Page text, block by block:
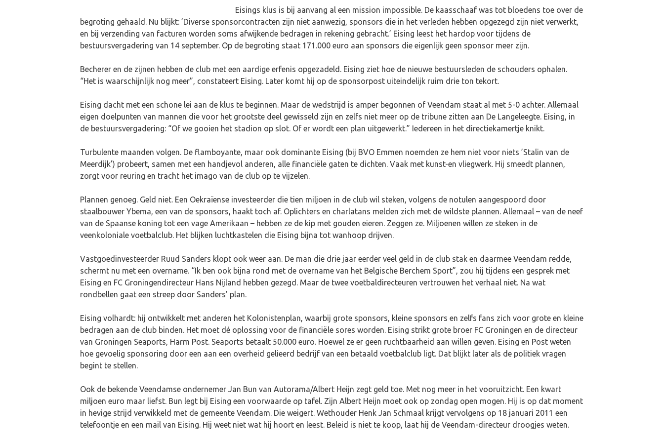
Eisings klus is bij aanvang al een mission impossible. De kaasschaaf was tot bloedens toe over de
begroting gehaald. Nu blijkt: ’Diverse sponsorcontracten zijn niet aanwezig, sponsors die in het verleden hebben opgezegd zijn niet verwerkt,
en bij verzending van facturen worden soms afwijkende bedragen in rekening gebracht.’ Eising leest het hardop voor tijdens de
bestuursvergadering van 14 september. Op de begroting staat 171.000 euro aan sponsors die eigenlijk geen sponsor meer zijn.
Becherer en de zijnen hebben de club met een aardige erfenis opgezadeld. Eising ziet hoe de nieuwe bestuursleden de schouders ophalen.
“Het is waarschijnlijk nog meer”, constateert Eising. Later komt hij op de sponsorpost uiteindelijk ruim drie ton tekort.
Eising dacht met een schone lei aan de klus te beginnen. Maar de wedstrijd is amper begonnen of Veendam staat al met 5-0 achter. Allemaal
eigen doelpunten van mannen die voor het grootste deel gewisseld zijn en zelfs niet meer op de tribune zitten aan De Langeleegte. Eising, in
de bestuursvergadering: “Of we gooien het stadion op slot. Of er wordt een plan uitgewerkt.” Iedereen in het directiekamertje knikt.
Turbulente maanden volgen. De flamboyante, maar ook dominante Eising (bij BVO Emmen noemden ze hem niet voor niets ’Stalin van de
Meerdijk’) probeert, samen met een handjevol anderen, alle financiële gaten te dichten. Vaak met kunst-en vliegwerk. Hij smeedt plannen,
zorgt voor reuring en tracht het imago van de club op te vijzelen.
Plannen genoeg. Geld niet. Een Oekraïense investeerder die tien miljoen in de club wil steken, volgens de notulen aangespoord door
staalbouwer Ybema, een van de sponsors, haakt toch af. Oplichters en charlatans melden zich met de wildste plannen. Allemaal – van de neef
van de Spaanse koning tot een vage Amerikaan – hebben ze de kip met gouden eieren. Zeggen ze. Miljoenen willen ze steken in de
veenkoloniale voetbalclub. Het blijken luchtkastelen die Eising bijna tot wanhoop drijven.
Vastgoedinvesteerder Ruud Sanders klopt ook weer aan. De man die drie jaar eerder veel geld in de club stak en daarmee Veendam redde,
schermt nu met een overname. “Ik ben ook bijna rond met de overname van het Belgische Berchem Sport”, zou hij tijdens een gesprek met
Eising en FC Groningendirecteur Hans Nijland hebben gezegd. Maar de twee voetbaldirecteuren vertrouwen het verhaal niet. Na wat
rondbellen gaat een streep door Sanders’ plan.
Eising volhardt: hij ontwikkelt met anderen het Kolonistenplan, waarbij grote sponsors, kleine sponsors en zelfs fans zich voor grote en kleine
bedragen aan de club binden. Het moet dé oplossing voor de financiële sores worden. Eising strikt grote broer FC Groningen en de directeur
van Groningen Seaports, Harm Post. Seaports betaalt 50.000 euro. Hoewel ze er geen ruchtbaarheid aan willen geven. Eising en Post weten
hoe gevoelig sponsoring door een aan een overheid gelieerd bedrijf van een betaald voetbalclub ligt. Dat blijkt later als de politiek vragen
begint te stellen.
Ook de bekende Veendamse ondernemer Jan Bun van Autorama/Albert Heijn zegt geld toe. Met nog meer in het vooruitzicht. Een kwart
miljoen euro maar liefst. Bun legt bij Eising een voorwaarde op tafel. Zijn Albert Heijn moet ook op zondag open mogen. Hij is op dat moment
in hevige strijd verwikkeld met de gemeente Veendam. Die weigert. Wethouder Henk Jan Schmaal krijgt vervolgens op 18 januari 2011 een
telefoontje en een mail van Eising. Hij weet niet wat hij hoort en leest. Beleid is niet te koop, laat hij de Veendam-directeur droogjes weten.